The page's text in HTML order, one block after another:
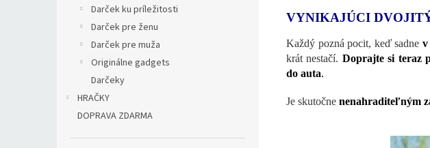
Darček ku príležitosti
Darček pre ženu
Darček pre muža
Originálne gadgets
Darčeky
HRAČKY
DOPRAVA ZDARMA
VYNIKAJÚCI
Každý pozná pocit, keď sadne v
krát nestačí. Doprajte si teraz
do auta.
Je skutočne nenahraditeľným